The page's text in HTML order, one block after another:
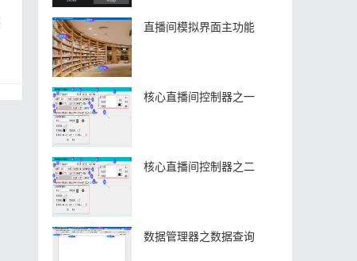
直播间模拟界面主功能
核心直播间控制器之一
核心直播间控制器之二
数据管理器之数据查询